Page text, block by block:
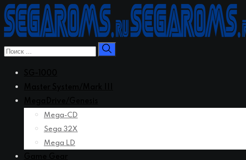
Перейти
к
контенту
Mega-CD
Sega 32X
Mega LD